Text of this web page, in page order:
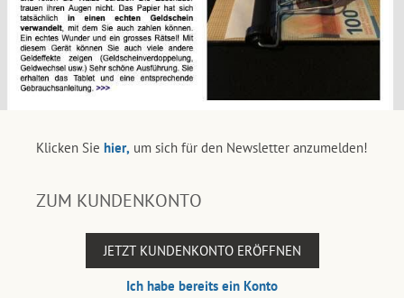
Klicken Sie hier, um sich für den Newsletter anzumelden!
ZUM KUNDENKONTO
JETZT KUNDENKONTO ERÖFFNEN
Ich habe bereits ein Konto